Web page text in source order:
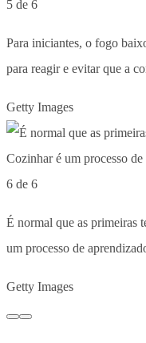
5 de 6
Para iniciantes, o fogo
para reagir e evitar que a
Getty Images
6 de 6
É normal que as primeiras
um processo de
Getty Images